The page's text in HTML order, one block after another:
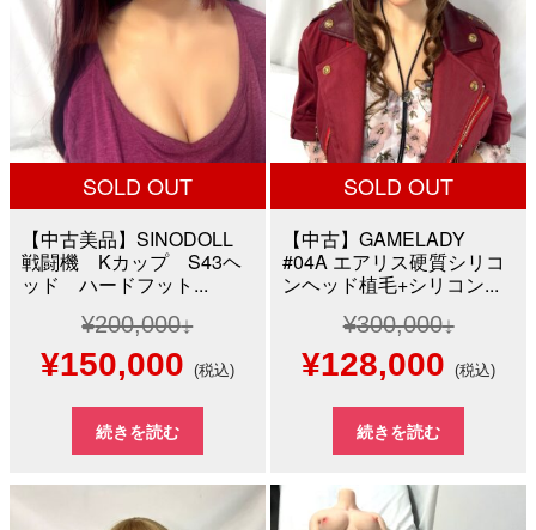
し
た。
で
す。
し
た。
で
す。
SOLD OUT
【中古美品】SINODOLL
戦闘機 Kカップ S43ヘ
ッド ハードフット...
¥200,000
元
の
価
¥150,000現
在
の
(税込)
続きを読む
SOLD OUT
【中古】GAMELADY
#04A エアリス硬質シリコ
ンヘッド植毛+シリコン...
¥300,000
元
の
価
格
¥128,000 現
在
の
(税込)
続きを読む